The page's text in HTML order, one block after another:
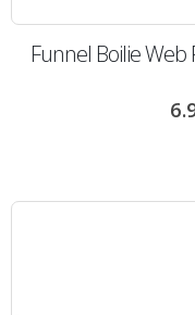
Funnel Boilie